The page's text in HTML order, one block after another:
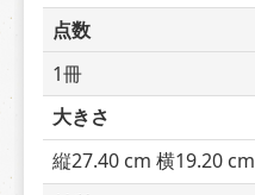
点数
1冊
大きさ
縦27.40 cm 横19.20 cm